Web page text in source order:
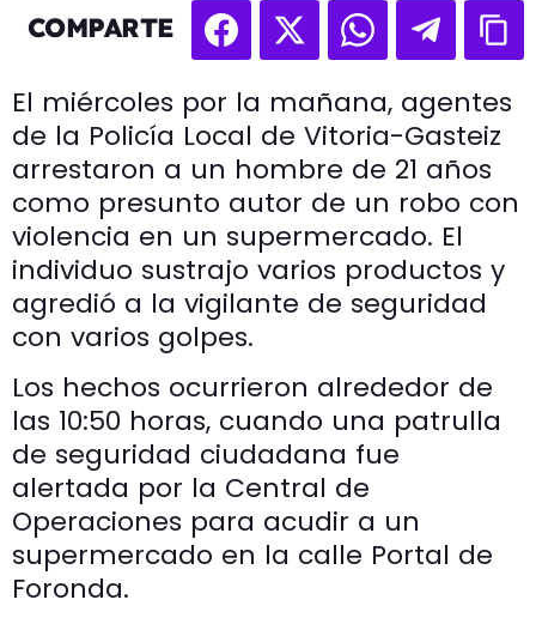
COMPARTE
El miércoles por la mañana, agentes
de la Policía Local de Vitoria-Gasteiz
arrestaron a un hombre de 21 años
como presunto autor de un robo con
violencia en un supermercado. El
individuo sustrajo varios productos y
agredió a la vigilante de seguridad
con varios golpes.
Los hechos ocurrieron alrededor de
las 10:50 horas, cuando una patrulla
de seguridad ciudadana fue
alertada por la Central de
Operaciones para acudir a un
supermercado en la calle Portal de
Foronda.